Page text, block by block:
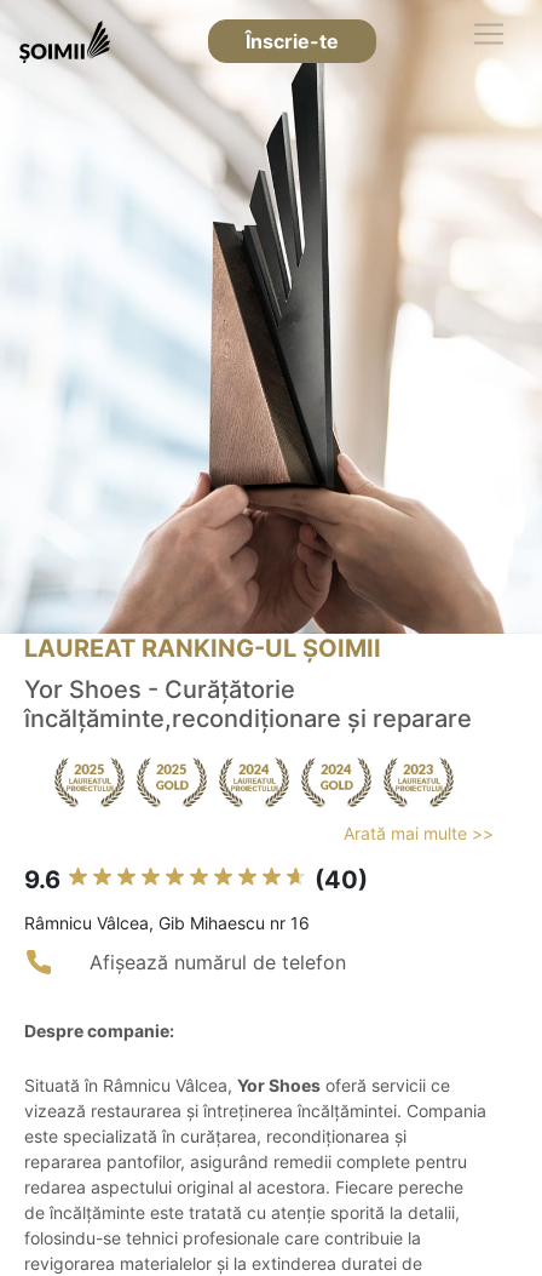
Înscrie-te
LAUREAT RANKING-UL ȘOIMII
Yor Shoes - Curățătorie
încălțăminte,recondiționare și reparare
Arată mai multe >>
9.6 (40)
Râmnicu Vâlcea, Gib Mihaescu nr 16
Afișează numărul de telefon
Despre companie:
Situată în Râmnicu Vâlcea, Yor Shoes oferă servicii ce
vizează restaurarea și întreținerea încălțămintei. Compania
este specializată în curățarea, recondiționarea și
repararea pantofilor, asigurând remedii complete pentru
redarea aspectului original al acestora. Fiecare pereche
de încălțăminte este tratată cu atenție sporită la detalii,
folosindu-se tehnici profesionale care contribuie la
revigorarea materialelor și la extinderea duratei de